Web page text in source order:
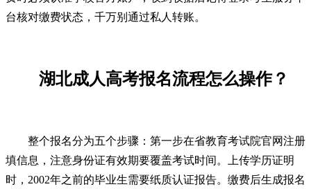
台核对缴费状态，千万别通过私人转账。
湖北成人高考报名流程怎么操作？
整个报名分为五个步骤：第一步在省教育考试院官网注册
填信息，注意身份证有效期要覆盖考试时间。上传学历证明
时，2002年之前的毕业生需要纸质认证报告。缴费后生成报名